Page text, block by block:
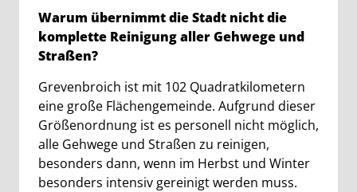
Beschreibung
Warum übernimmt die Stadt nicht die
komplette Reinigung aller Gehwege und
Straßen?
Grevenbroich ist mit 102 Quadratkilometern
eine große Flächengemeinde. Aufgrund dieser
Größenordnung ist es personell nicht möglich,
alle Gehwege und Straßen zu reinigen,
besonders dann, wenn im Herbst und Winter
besonders intensiv gereinigt werden muss.